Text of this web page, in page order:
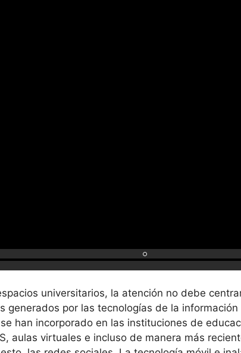
universitarios, la atención no debe
generados por las tecnologías de la
han incorporado en las instituciones de
aulas virtuales e incluso de manera más